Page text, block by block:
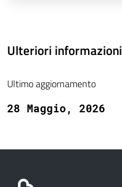
Ulteriori informazioni
Ultimo aggiornamento
28 Maggio, 2026